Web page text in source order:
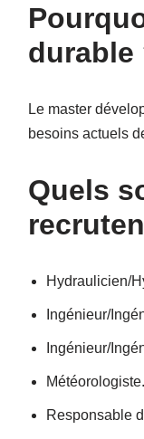
durable
Le master
besoins actuels
Quels
Hydraulicien/
Ingénieur/
Ingénieur/
Météorologiste.
Responsable